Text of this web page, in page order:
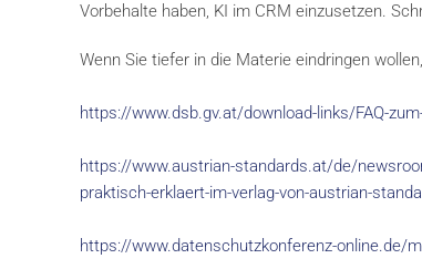
Vorbehalte haben, KI im CRM einzusetzen.
Wenn Sie tiefer in die Materie eindringen
https://www.dsb.gv.at/download-links/FAQ-
https://www.austrian-standards.at/de/
praktisch-erklaert-im-verlag-von-austrian-
https://www.datenschutzkonferenz-online.de/